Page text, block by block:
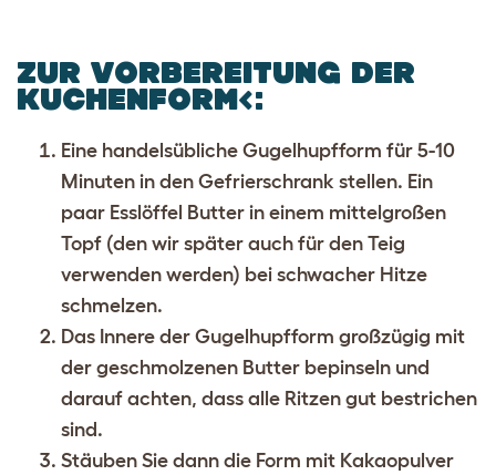
ZUR VORBEREITUNG DER
KUCHENFORM<:
Eine handelsübliche Gugelhupfform für 5-10
Minuten in den Gefrierschrank stellen. Ein
paar Esslöffel Butter in einem mittelgroßen
Topf (den wir später auch für den Teig
verwenden werden) bei schwacher Hitze
schmelzen.
Das Innere der Gugelhupfform großzügig mit
der geschmolzenen Butter bepinseln und
darauf achten, dass alle Ritzen gut bestrichen
sind.
Stäuben Sie dann die Form mit Kakaopulver